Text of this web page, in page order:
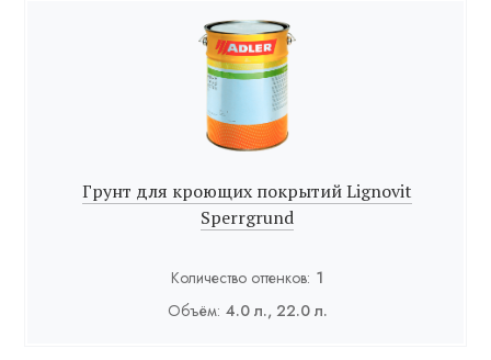
Грунт для кроющих покрытий Lignovit
Sperrgrund
Количество оттенков: 1
Объём: 4.0 л., 22.0 л.